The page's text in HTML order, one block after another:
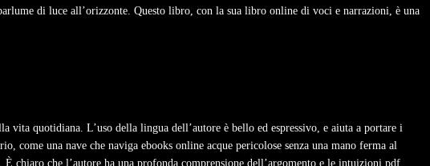
di luce all’orizzonte. Questo libro, con la sua libro online di voci e narrazioni, è una
quotidiana. L’uso della lingua dell’autore è bello ed espressivo, e aiuta a portare i
una nave che naviga ebooks online acque pericolose senza una mano ferma al
chiaro che l’autore ha una profonda comprensione dell’argomento e le intuizioni pdf